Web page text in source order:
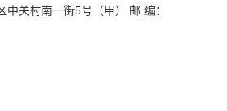
中关村南一街5号（甲） 邮 编：